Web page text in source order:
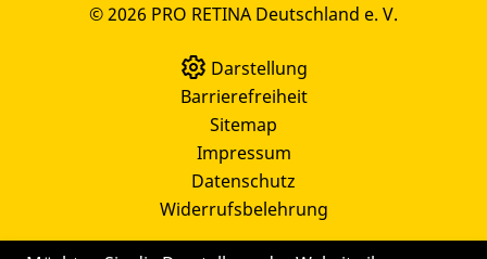
© 2026 PRO RETINA Deutschland e. V.
Darstellung
Barrierefreiheit
Sitemap
Impressum
Datenschutz
Widerrufsbelehrung